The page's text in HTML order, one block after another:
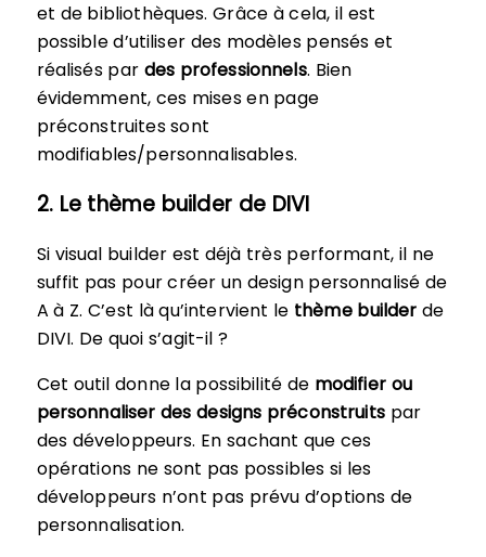
et de bibliothèques. Grâce à cela, il est
possible d’utiliser des modèles pensés et
réalisés par des professionnels. Bien
évidemment, ces mises en page
préconstruites sont
modifiables/personnalisables.
2. Le thème builder de DIVI
Si visual builder est déjà très performant, il ne
suffit pas pour créer un design personnalisé de
A à Z. C’est là qu’intervient le thème builder de
DIVI. De quoi s’agit-il ?
Cet outil donne la possibilité de modifier ou
personnaliser des designs préconstruitspar
des développeurs. En sachant que ces
opérations ne sont pas possibles si les
développeurs n’ont pas prévu d’options de
personnalisation.